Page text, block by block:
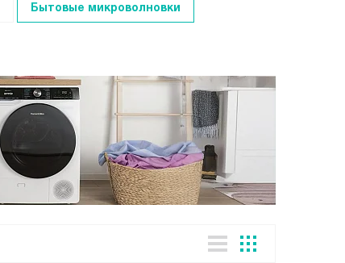
Бытовые микроволновки